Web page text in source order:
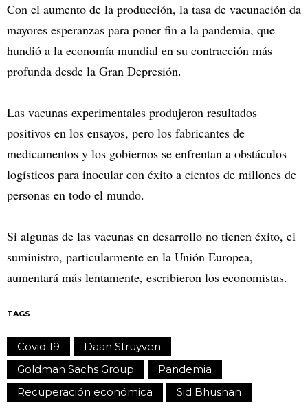
Con el aumento de la producción, la tasa de vacunación da
mayores esperanzas para poner fin a la pandemia, que
hundió a la economía mundial en su contracción más
profunda desde la Gran Depresión.
Las vacunas experimentales produjeron resultados
positivos en los ensayos, pero los fabricantes de
medicamentos y los gobiernos se enfrentan a obstáculos
logísticos para inocular con éxito a cientos de millones de
personas en todo el mundo.
Si algunas de las vacunas en desarrollo no tienen éxito, el
suministro, particularmente en la Unión Europea,
aumentará más lentamente, escribieron los economistas.
TAGS
Covid 19
Daan Struyven
Goldman Sachs Group
Pandemia
Recuperación económica
Sid Bhushan